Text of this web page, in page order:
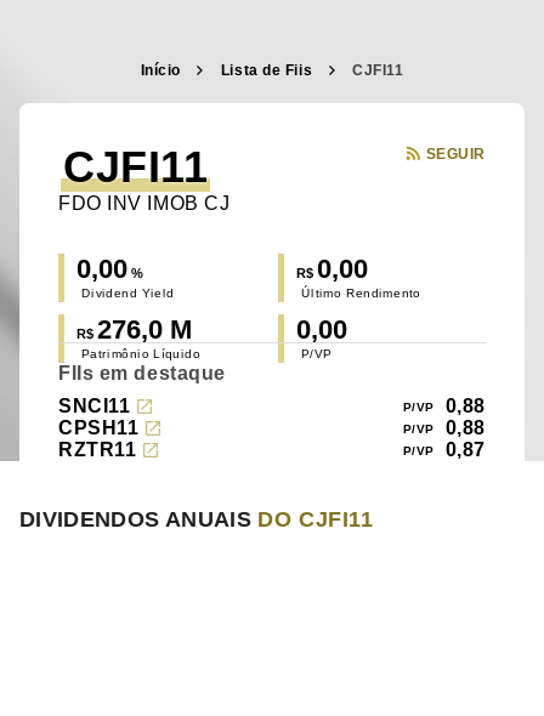
Início Lista de Fiis CJFI11
CJFI11
FDO INV IMOB CJ
SEGUIR
0,00 %
Dividend Yield
R$ 0,00
Último Rendimento
R$ 276,0 M
Patrimônio Líquido
0,00
P/VP
FIIs em destaque
SNCI11
0,88
CPSH11
0,88
RZTR11
0,87
DIVIDENDOS ANUAIS DO CJFI11